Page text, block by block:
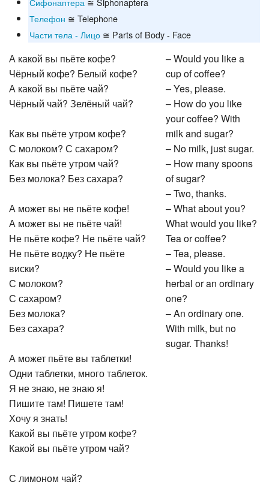
Сифонаптера ≅ Siphonaptera
Телефон ≅ Telephone
Части тела - Лицо ≅ Parts of Body - Face
А какой вы пьёте кофе?
Чёрный кофе? Белый кофе?
А какой вы пьёте чай?
Чёрный чай? Зелёный чай?
Как вы пьёте утром кофе?
С молоком? С сахаром?
Как вы пьёте утром чай?
Без молока? Без сахара?
А может вы не пьёте кофе!
А может вы не пьёте чай!
Не пьёте кофе? Не пьёте чай?
Не пьёте водку? Не пьёте
виски?
С молоком?
С сахаром?
Без молока?
Без сахара?
А может пьёте вы таблетки!
Одни таблетки, много таблеток.
Я не знаю, не знаю я!
Пишите там! Пишете там!
Хочу я знать!
Какой вы пьёте утром кофе?
Какой вы пьёте утром чай?
С лимоном чай?
– Would you like a
cup of coffee?
– Yes, please.
– How do you like
your coffee? With
milk and sugar?
– No milk, just sugar.
– How many spoons
of sugar?
– Two, thanks.
– What about you?
What would you like?
Tea or coffee?
– Tea, please.
– Would you like a
herbal or an ordinary
one?
– An ordinary one.
With milk, but no
sugar. Thanks!